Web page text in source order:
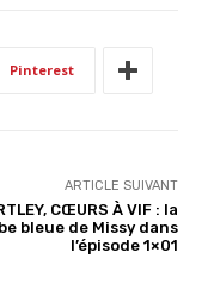
Pinterest
ARTICLE SUIVANT
CŒURS À VIF : la
bleue de Missy dans
l’épisode 1×01